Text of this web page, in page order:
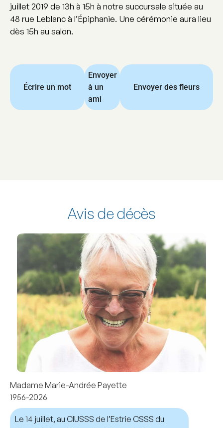
juillet 2019 de 13h à 15h à notre succursale située au
48 rue Leblanc à l’Épiphanie. Une cérémonie aura lieu
dès 15h au salon.
Écrire un mot
Envoyer
à un
ami
Envoyer des fleurs
Avis de décès
Madame Marie-Andrée Payette
1956-2026
Le 14 juillet, au CIUSSS de l’Estrie CSSS du